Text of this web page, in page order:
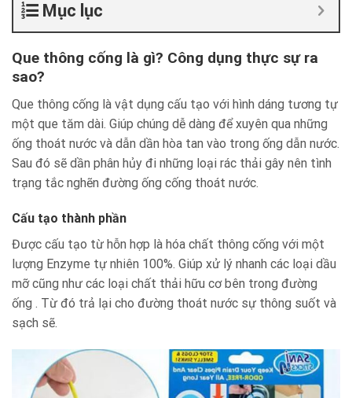
Mục lục
Que thông cống là gì? Công dụng thực sự ra
sao?
Que thông cống là vật dụng cấu tạo với hình dáng tương tự
một que tăm dài. Giúp chúng dễ dàng để xuyên qua những
ống thoát nước và dẫn dần hòa tan vào trong ống dẫn nước.
Sau đó sẽ dần phân hủy đi những loại rác thải gây nên tình
trạng tắc nghẽn đường ống cống thoát nước.
Cấu tạo thành phần
Được cấu tạo từ hỗn hợp là hóa chất thông cống với một
lượng Enzyme tự nhiên 100%. Giúp xử lý nhanh các loại dầu
mỡ cũng như các loại chất thải hữu cơ bên trong đường
ống . Từ đó trả lại cho đường thoát nước sự thông suốt và
sạch sẽ.